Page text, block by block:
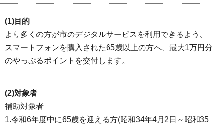
(1)目的
より多くの方が市のデジタルサービスを利用できるよう、
スマートフォンを購入された65歳以上の方へ、最大1万円分
のやっぷるポイントを交付します。
(2)対象者
補助対象者
1.令和6年度中に65歳を迎える方(昭和34年4月2日～昭和35